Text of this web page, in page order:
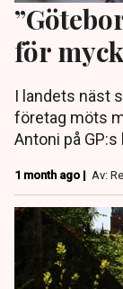
för
I landets näst
företag möts
Antoni på GP:s
1 month ago | Av: